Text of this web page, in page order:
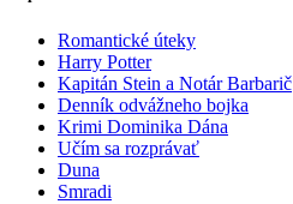
Romantické úteky
Harry Potter
Kapitán Stein a Notár Barbarič
Denník odvážneho bojka
Krimi Dominika Dána
Učím sa rozprávať
Duna
Smradi